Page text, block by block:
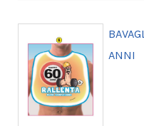
ANNI